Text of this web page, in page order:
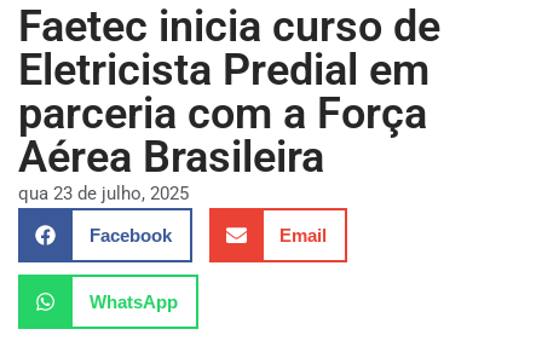
Faetec inicia curso de
Eletricista Predial em
parceria com a Força
Aérea Brasileira
qua 23 de julho, 2025
Facebook Email
WhatsApp